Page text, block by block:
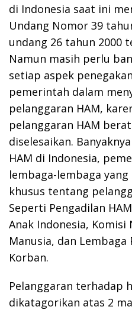
di Indonesia saat ini
Undang Nomor 39
undang 26 tahun 2000
Namun masih perlu
setiap aspek
pemerintah dalam
pelanggaran HAM,
pelanggaran HAM
diselesaikan.
HAM di Indonesia,
lembaga-lembaga
khusus tentang
Seperti Pengadilan
Anak Indonesia, Komisi
Manusia, dan
Korban.
Pelanggaran terhadap
dikatagorikan atas 2